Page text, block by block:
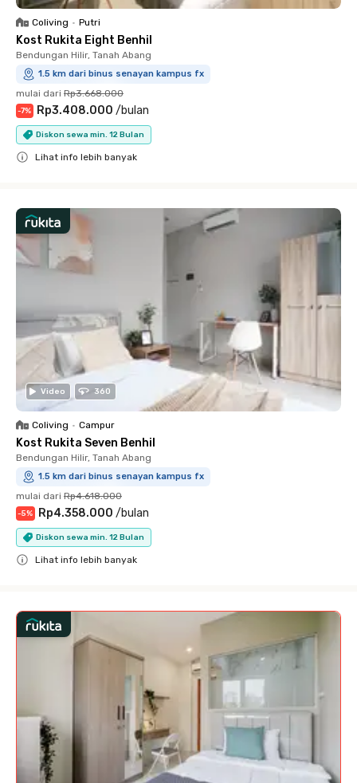
Coliving • Putri
Kost Rukita Eight Benhil
Bendungan Hilir, Tanah Abang
1.5 km dari binus senayan kampus fx
mulai dari Rp3.668.000
-7% Rp3.408.000 /bulan
Diskon sewa min. 12 Bulan
Lihat info lebih banyak
Video 360
Coliving • Campur
Kost Rukita Seven Benhil
Bendungan Hilir, Tanah Abang
1.5 km dari binus senayan kampus fx
mulai dari Rp4.618.000
-5% Rp4.358.000 /bulan
Diskon sewa min. 12 Bulan
Lihat info lebih banyak